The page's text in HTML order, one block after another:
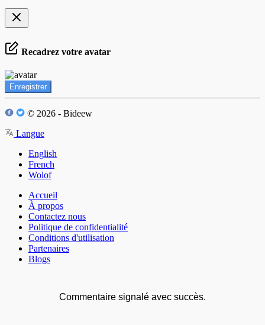
Recadrez votre avatar
Enregistrer
© 2026 - Bideew
Langue
English
French
Wolof
Accueil
À propos
Contactez nous
Politique de confidentialité
Conditions d'utilisation
Partenaires
Blogs
Commentaire signalé avec succès.